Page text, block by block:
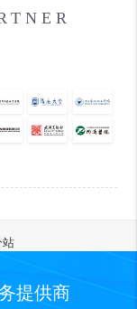
站
提供商